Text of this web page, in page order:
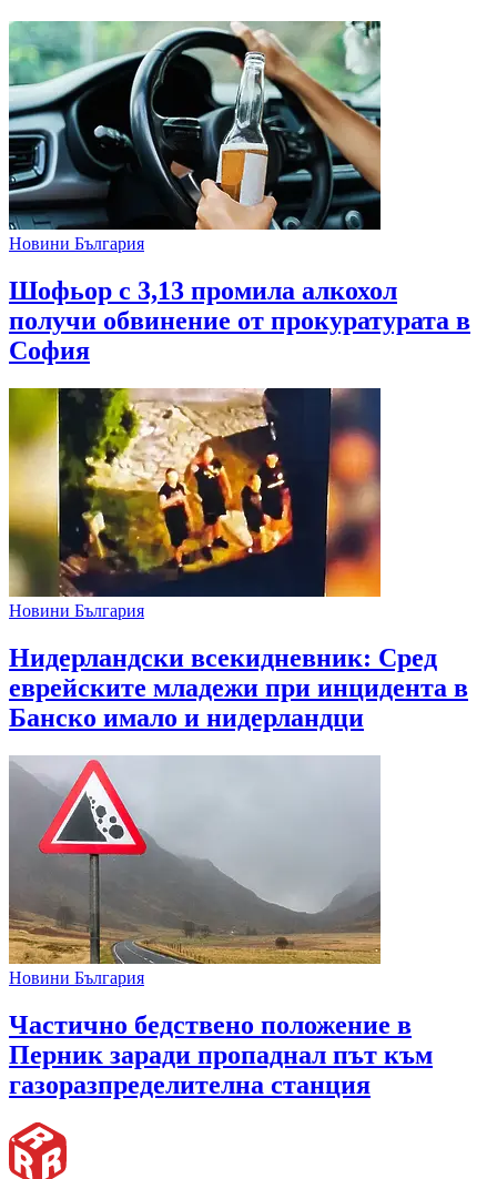
Новини България
Шофьор с 3,13 промила алкохол
получи обвинение от прокуратурата в
София
Новини България
Нидерландски всекидневник: Сред
еврейските младежи при инцидента в
Банско имало и нидерландци
Новини България
Частично бедствено положение в
Перник заради пропаднал път към
газоразпределителна станция